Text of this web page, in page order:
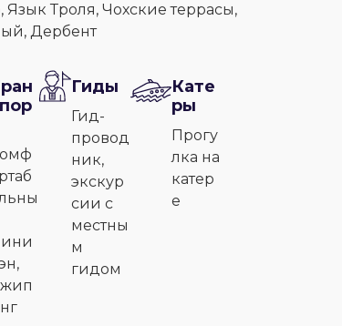
Троля, Чохские террасы,
Дербент
Гиды
Гид-
провод
ник,
экскур
сии с
местны
м
гидом
Кате
ры
Прогу
лка на
катер
е